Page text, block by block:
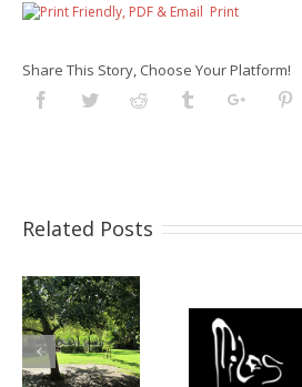
Print
Share This Story, Choose Your Platform!
FacebookTwitterReddit Tumblr
Related Posts